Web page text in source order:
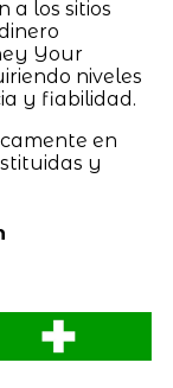
a los sitios
Your
niveles
y fiabilidad.
en
y